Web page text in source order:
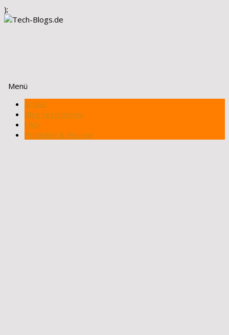
);
Menü
Zum
Inhalt
springen
Artikel
Blog registrieren
FAQ
Produkte & Review